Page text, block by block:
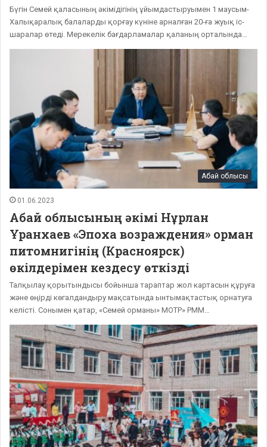
Бүгін Семей қаласының әкімідігінің ұйымдастыруымен 1 маусым-
Халықаралық балаларды қорғау күніне арналған 20-ға жуық іс-
шаралар өтеді. Мерекелік бағдарламалар қаланың орталында…
Абай облысы
01.06.2023
Абай облысының әкімі Нұрлан
Ұранхаев «Эпоха возраждения» орман
питомнигінің (Красноярск)
өкілдерімен кездесу өткізді
Талқылау қорытындысы бойынша тараптар жол картасын құруға
және өңірді көгалдандыру мақсатында ынтымақтастық орнатуға
келісті. Сонымен қатар, «Семей орманы» МОТР» РММ…